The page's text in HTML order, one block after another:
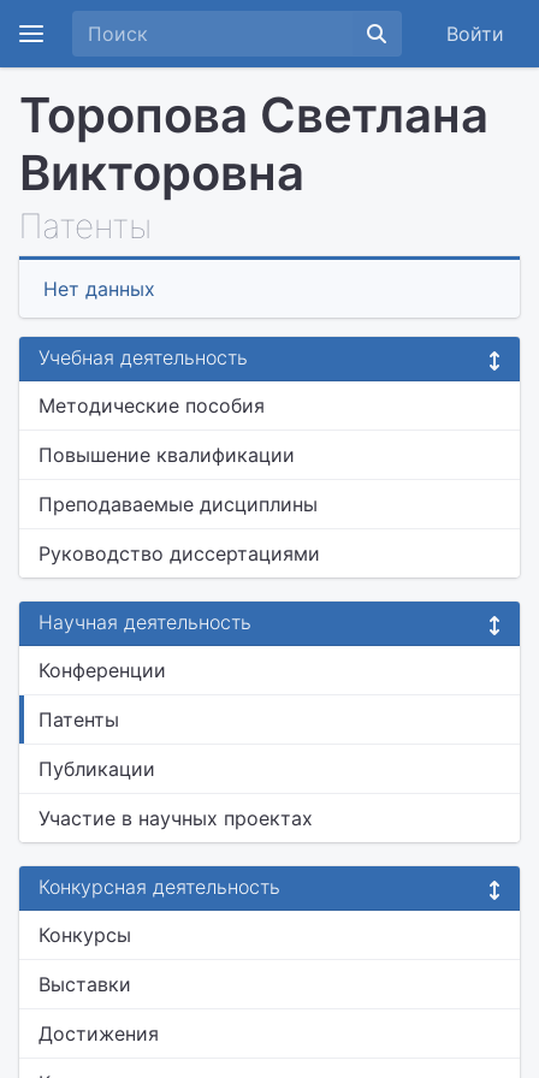
Войти
Торопова Светлана
Викторовна
Патенты
Нет данных
Учебная деятельность
Методические пособия
Повышение квалификации
Преподаваемые дисциплины
Руководство диссертациями
Научная деятельность
Конференции
Патенты
Публикации
Участие в научных проектах
Конкурсная деятельность
Конкурсы
Выставки
Достижения